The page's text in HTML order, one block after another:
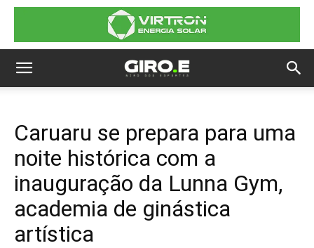
Caruaru se prepara para uma
noite histórica com a
inauguração da Lunna Gym,
academia de ginástica
artística